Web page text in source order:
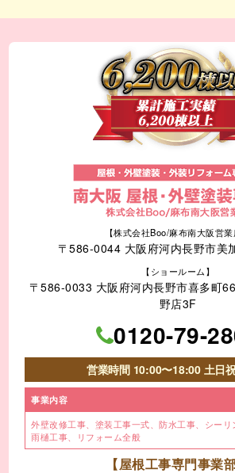
【株式会社Boo/麻布南大阪営業
〒586-0044 大阪府河内長野市美
【ショールーム】
〒586-0033 大阪府河内長野市喜多町
野店3F
0120-79-
営業時間 10:00〜18:00 土日
事業内容
外壁改修工事、塗装工事⼀式、防水工事、シーリ
雨樋工事、
リフォーム全般
【屋根工事専門事業部